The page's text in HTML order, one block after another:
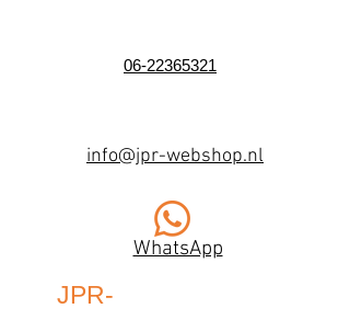
06-22365321
info@jpr-webshop.nl
WhatsApp
JPR-